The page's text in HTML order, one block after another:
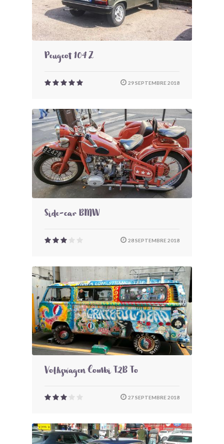
Peugeot 104 Z
29 SEPTEMBRE 2018
Side-car BMW
28 SEPTEMBRE 2018
Volkswagen Combi T2B To
27 SEPTEMBRE 2018